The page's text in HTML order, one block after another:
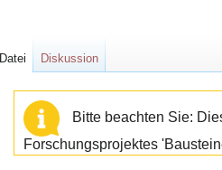
Bitte beachten Sie:
Forschungsprojektes
Datei Diskussion